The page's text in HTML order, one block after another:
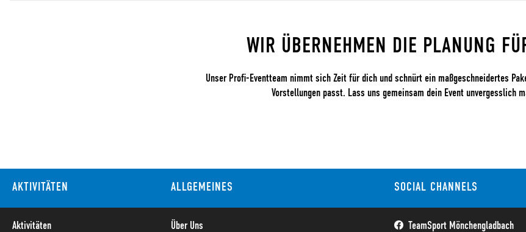
WIR ÜBERNEHMEN DIE PLANUNG
Unser Profi-Eventteam nimmt sich Zeit für dich und schnürt ein maßgeschneidertes
Vorstellungen passt. Lass uns gemeinsam dein Event unvergesslich
AKTIVITÄTEN
Aktivitäten
ALLGEMEINES
Über Uns
SOCIAL CHANNELS
TeamSport Mönchengladbach